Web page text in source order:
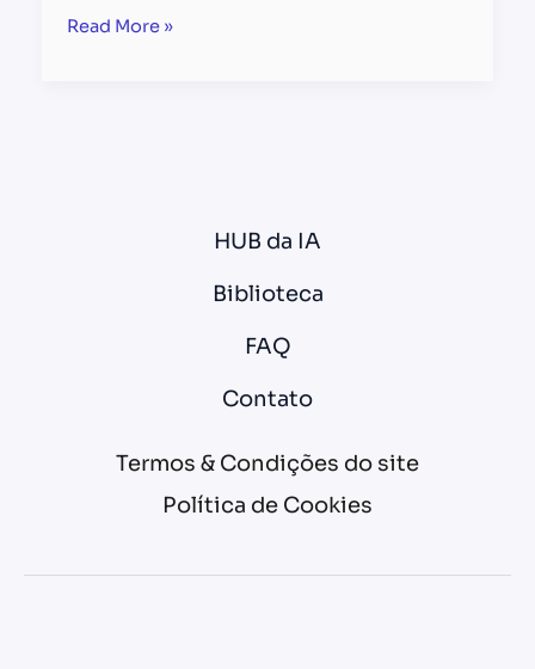
Read More »
HUB da IA
Biblioteca
FAQ
Contato
Termos & Condições do site
Política de Cookies